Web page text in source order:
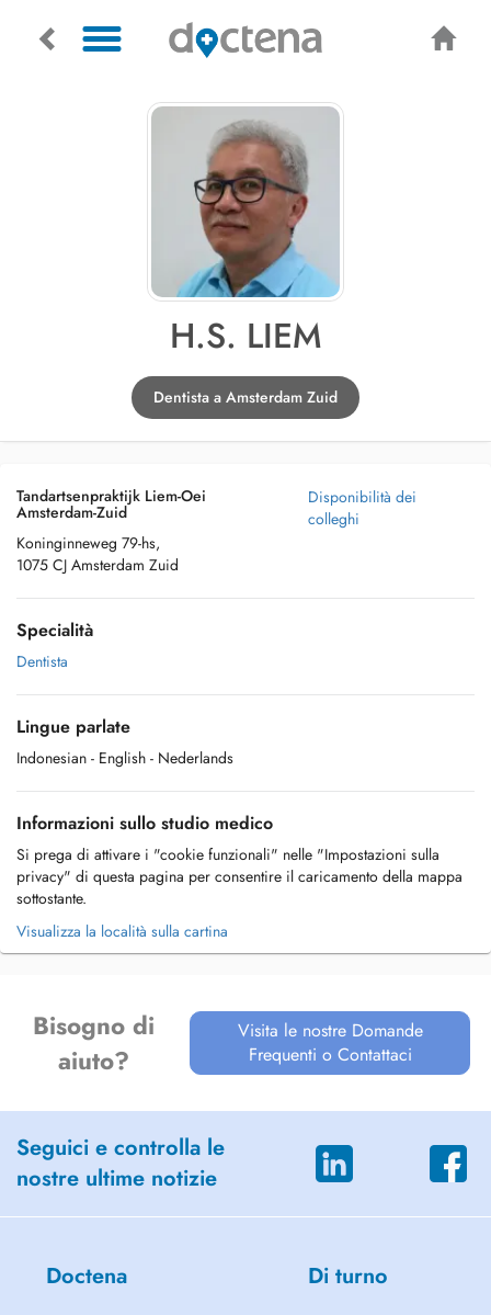
H.S. LIEM
Dentista a Amsterdam Zuid
Tandartsenpraktijk Liem-Oei
Amsterdam-Zuid
Koninginneweg 79-hs,
1075 CJ Amsterdam Zuid
Disponibilità dei
colleghi
Specialità
Dentista
Lingue parlate
Indonesian - English - Nederlands
Informazioni sullo studio medico
Si prega di attivare i "cookie funzionali" nelle "Impostazioni sulla
privacy" di questa pagina per consentire il caricamento della mappa
sottostante.
Visualizza la località sulla cartina
Bisogno di
aiuto?
Visita le nostre Domande
Frequenti o Contattaci
Seguici e controlla le
nostre ultime notizie
Doctena Di turno